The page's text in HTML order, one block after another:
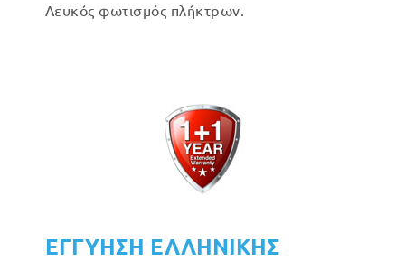
Λευκός φωτισμός πλήκτρων.
ΕΓΓΥΗΣΗ ΕΛΛΗΝΙΚΗΣ